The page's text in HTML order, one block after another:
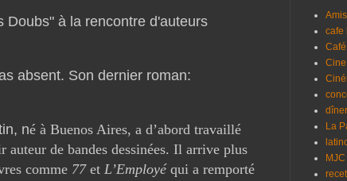
Doubs" à la rencontre d'auteurs
absent. Son dernier roman:
né à Buenos Aires, a d’abord travaillé
auteur de bandes dessinées. Il arrive plus
comme 77 et L’Employé qui a remporté
Amis
cafe
Cine
La
MJC